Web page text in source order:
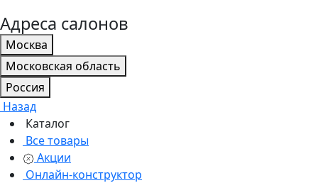
Адреса салонов
Москва
Московская область
Россия
Назад
Каталог
Все товары
Акции
Онлайн-конструктор